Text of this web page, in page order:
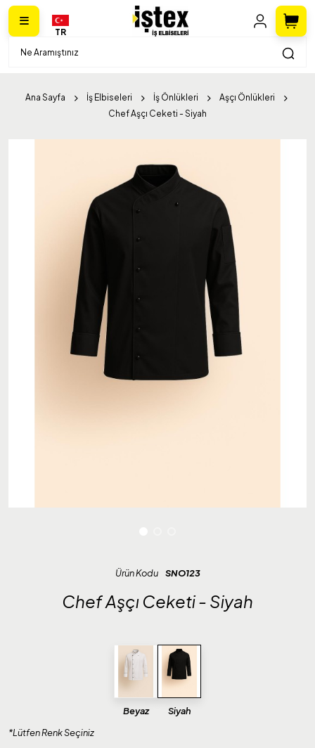
TR
Ana Sayfa İş Elbiseleri İş Önlükleri
Aşçı Önlükleri
Chef Aşçı Ceketi - Siyah
Ürün Kodu SNO123
Chef Aşçı Ceketi - Siyah
Beyaz
Siyah
*Lütfen Renk Seçiniz